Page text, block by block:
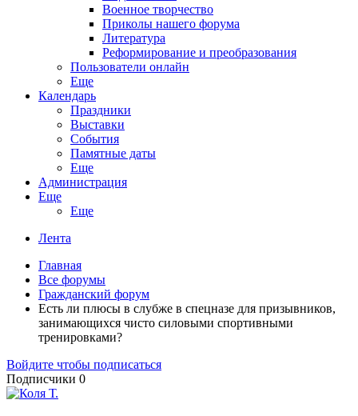
Военное творчество
Приколы нашего форума
Литература
Реформирование и преобразования
Пользователи онлайн
Еще
Календарь
Праздники
Выставки
События
Памятные даты
Еще
Администрация
Еще
Еще
Лента
Главная
Все форумы
Гражданский форум
Есть ли плюсы в слубже в спецназе для призывников,
занимающихся чисто силовыми спортивными
тренировками?
Войдите чтобы подписаться
Подписчики 0